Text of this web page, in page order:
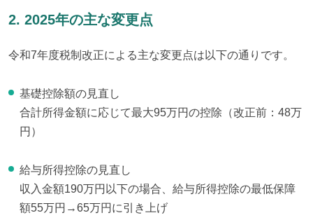
2. 2025年の主な変更点
令和7年度税制改正による主な変更点は以下の通りです。
基礎控除額の見直し
合計所得金額に応じて最大95万円の控除（改正前：48万
円）
給与所得控除の見直し
収入金額190万円以下の場合、給与所得控除の最低保障
額55万円→65万円に引き上げ